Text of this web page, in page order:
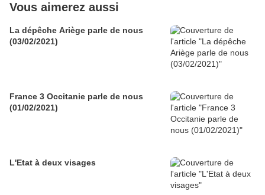
Vous aimerez aussi
La dépêche Ariège parle de nous
(03/02/2021)
France 3 Occitanie parle de nous
(01/02/2021)
L'Etat à deux visages